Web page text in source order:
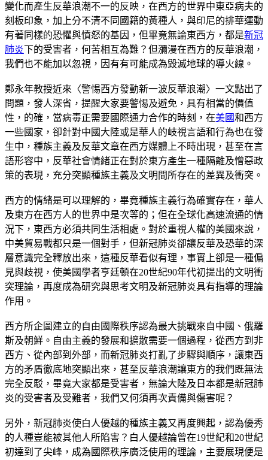
變化而產生反華浪潮不一的反映，在西方的世界中東亞病夫的
刻板印象，加上分不清不同國籍的黃種人，與印尼的排華運動
有著同樣的恐懼與憤怒的基因，但畢竟無論東西方，都是新冠
肺炎下的受害者，何苦相互為難？但瀰漫在西方的反華浪潮，
我們也不能加以忽視，因有有可能成為毀滅地球的導火線。
鄭永年教授近來〈警惕西方發動新一波反華浪潮〉一文點出了
問題，發人深省，提醒大家要警惕及避免，具有相當的價值
性，的確，當病毒正需要國際通力合作的時刻，在美國和西方
一些國家，卻針對中國大陸或是華人的岐視言語和行為也在發
生中，種族主義及反華文章在西方媒體上不時出現，甚至在言
語形容中，反華社會情緒正在對於東方產生一種隔離及憎惡政
策的表現，充分突顯種族主義及文明間所存在的差異及衝突。
西方的情緒是可以理解的，畢竟種族主義行為確實存在，華人
及東方在西方人的世界中是次等的；但在全球化高速流通的情
況下，東西方必須共同生活相處。對於重視人權的美國來說，
中美貿易戰都只是一個對手，但新冠肺炎卻讓反華及恐華的深
層意識完全釋放出來，這種反華看似有理，事實上卻是一種偏
見與歧視，使美國學者亨廷頓在20世紀90年代初提出的文明衝
突理論，再度成為研究與思考文明及新冠肺炎具有指導的理論
作用。
西方所企圖建立的自由國際秩序認為最大挑戰來自中國、俄羅
斯及朝鮮。自由主義的發展和擴散需要一個過程，從西方到非
西方、從內部到外部，而新冠肺炎打亂了步驟與順序，讓東西
方的矛盾徹底地突顯出來，甚至反華浪潮讓東方的我們既無法
完全反駁，畢竟大家都是受害者，無論大陸及日本都是新冠肺
炎的受害者及受難者，我們又何須再次責備與傷害呢？
另外，新冠肺炎使白人優越的種族主義又再度興起，認為優秀
的人種豈能被其他人所陷害？白人優越論曾在19世紀和20世紀
初達到了尖峰，成為國際秩序廣泛使用的理論，主要展現便是